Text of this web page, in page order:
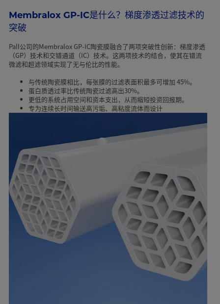
Membralox GP-IC是什么？梯度渗透过滤技术的
突破
Pall公司的Membralox GP-IC陶瓷膜融合了两项突破性创新：梯度渗透
（GP）技术和交错通道（IC）技术。这两项技术的结合，使其在错流
微滤和超滤领域实现了无与伦比的性能。
与传统陶瓷膜相比，每张膜的过滤表面积最多可增加 45%。
蛋白质透过率比传统陶瓷过滤高出30%。
更低的系统占用空间和资本支出，从而缩短投资回报期。
专为连续长时间输送高污垢、高粘度流体而设计